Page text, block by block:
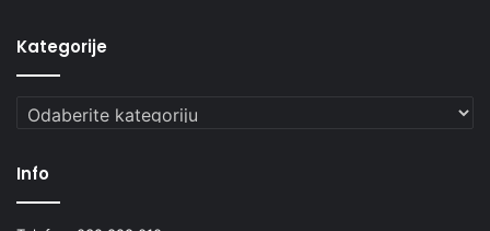
Kategorije
Kategorije
Info